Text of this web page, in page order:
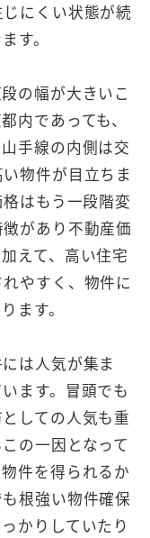
にくい状態が続
す。
の幅が大きいこ
内であっても、
手線の内側は交
物件が目立ちま
はもう一段階変
があり不動産価
えて、高い住宅
やすく、物件に
ます。
は人気が集ま
ます。冒頭でも
しての人気も重
の一因となって
件を得られるか
根強い物件確保
かりしていたり